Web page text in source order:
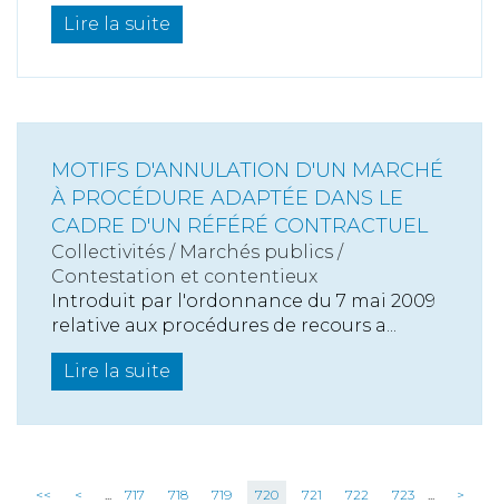
Lire la suite
MOTIFS D'ANNULATION D'UN MARCHÉ
À PROCÉDURE ADAPTÉE DANS LE
CADRE D'UN RÉFÉRÉ CONTRACTUEL
Collectivités / Marchés publics /
Contestation et contentieux
Introduit par l'ordonnance du 7 mai 2009
relative aux procédures de recours a...
Lire la suite
<< < 717 718 719 720 721 722 723 >